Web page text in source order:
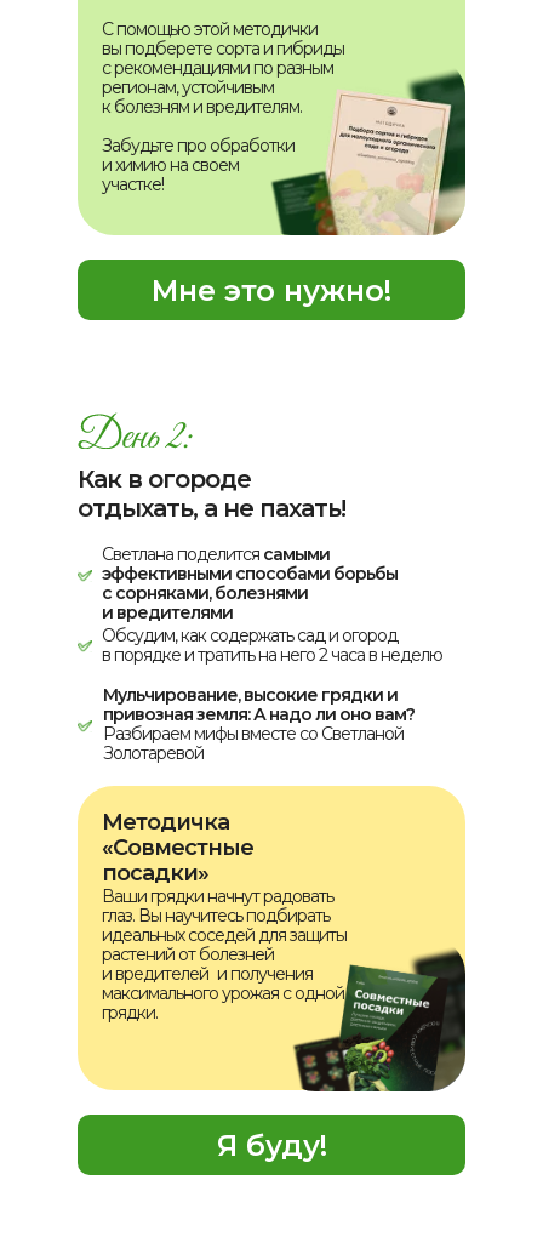
Мне это нужно!
С помощью этой методички
вы подберете сорта и гибриды
с рекомендациями по разным
регионам, устойчивым
к болезням и вредителям.
Забудьте про обработки
и химию на своем
участке!
Как в огороде
отдыхать, а не пахать!
Светлана поделится самыми
эффективными способами борьбы
с сорняками, болезнями
и вредителями
Обсудим, как содержать сад и огород
в порядке и тратить на него 2 часа в неделю
Мульчирование, высокие грядки и
привозная земля: А надо ли оно вам?
Разбираем мифы вместе со Светланой
Золотаревой
Методичка
«Совместные
посадки»
Ваши грядки начнут радовать
глаз. Вы научитесь подбирать
идеальных соседей для защиты
растений от болезней
и вредителей и получения
максимального урожая c одной
грядки.
Я буду!